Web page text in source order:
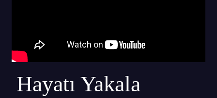
Hayatı Yakala